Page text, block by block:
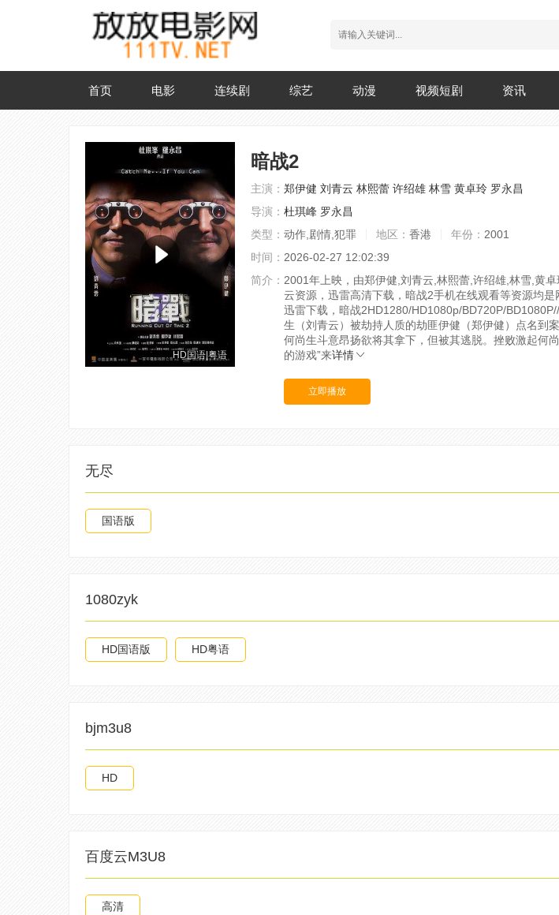
首页 电影 连续剧 综艺 动漫 视频短剧 资讯
HD国语|粤语
暗战2
主演： 郑伊健 刘青云 林熙蕾 许绍雄 林雪 黄卓玲 罗永昌
导演： 杜琪峰 罗永昌
类型： 动作,剧情,犯罪 地区： 香港 年份： 2001
时间： 2026-02-27 12:02:39
简介： 2001年上映，由郑伊健,刘青云,林熙蕾,许绍雄,林雪,黄
云资源，迅雷高清下载，暗战2手机在线观看等资源均
迅雷下载，暗战2HD1280/HD1080p/BD720P/
生（刘青云）被劫持人质的劫匪伊健（郑伊健）点名到
何尚生斗意昂扬欲将其拿下，但被其逃脱。挫败激起何
的游戏”来详情
立即播放
无尽
国语版
1080zyk
HD国语版 HD粤语
bjm3u8
HD
百度云M3U8
高清